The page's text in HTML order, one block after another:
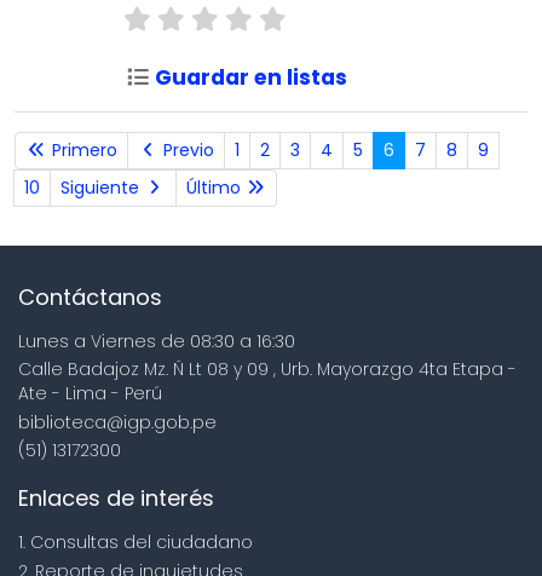
Guardar en listas
Primero Previo 1 2 3 4 5 6 7 8
9
10
Siguiente Último
Contáctanos
Lunes a Viernes de 08:30 a 16:30
Calle Badajoz Mz. Ñ Lt 08 y 09 , Urb. Mayorazgo 4ta Etapa -
Ate - Lima - Perú
biblioteca@igp.gob.pe
(51) 13172300
Enlaces de interés
1. Consultas del ciudadano
2. Reporte de inquietudes